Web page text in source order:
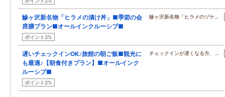
鰺ヶ沢新名物「ヒラメの漬け丼」■季節の会
席膳プラン■オールインクルーシブ■
ポイント2%
鰺ヶ沢新名物「ヒラメのヅケ…
遅いチェックインOK♪旅館の朝ご飯■観光に
も最適♪【朝食付きプラン】■オールインク
ルーシブ■
ポイント2%
チェックインが遅くなる方、…